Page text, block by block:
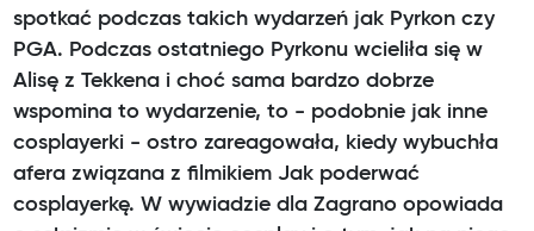
spotkać podczas takich wydarzeń jak Pyrkon czy
PGA. Podczas ostatniego Pyrkonu wcieliła się w
Alisę z Tekkena i choć sama bardzo dobrze
wspomina to wydarzenie, to - podobnie jak inne
cosplayerki - ostro zareagowała, kiedy wybuchła
afera związana z filmikiem Jak poderwać
cosplayerkę. W wywiadzie dla Zagrano opowiada